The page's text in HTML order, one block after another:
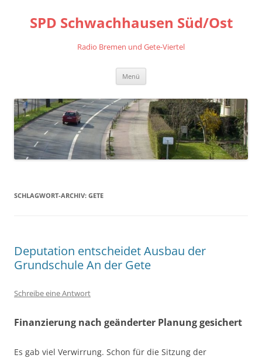
springen
SPD Schwachhausen Süd/Ost
Radio Bremen und Gete-Viertel
Menü
SCHLAGWORT-ARCHIV: GETE
Deputation entscheidet Ausbau der
Grundschule An der Gete
Schreibe eine Antwort
Finanzierung nach geänderter Planung gesichert
Es gab viel Verwirrung. Schon für die Sitzung der